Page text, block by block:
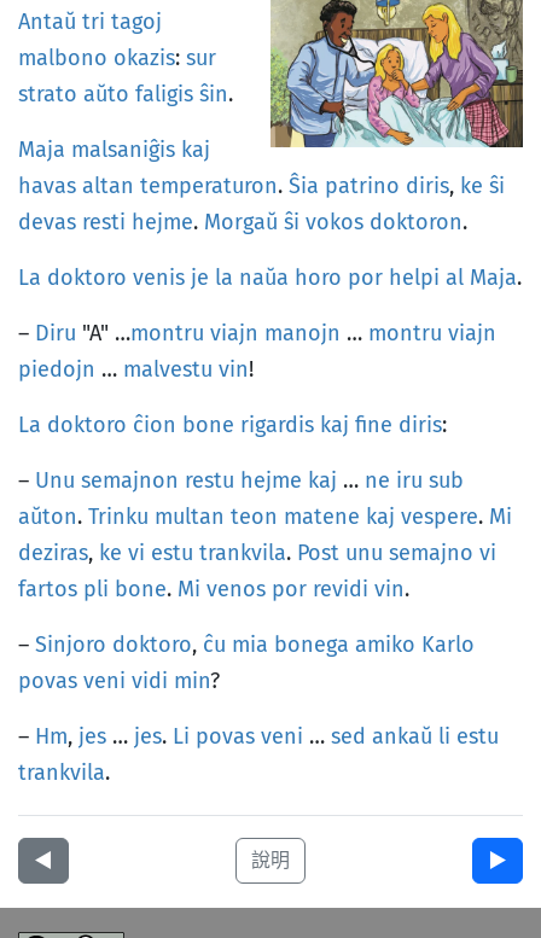
Antaŭ tri tagoj
malbono okazis: sur
strato aŭto faligis ŝin.
Maja malsaniĝis kaj
havas altan temperaturon. Ŝia patrino diris, ke ŝi
devas resti hejme. Morgaŭ ŝi vokos doktoron.
La doktoro venis je la naŭa horo por helpi al Maja.
– Diru "A" …montru viajn manojn … montru viajn
piedojn … malvestu vin!
La doktoro ĉion bone rigardis kaj fine diris:
– Unu semajnon restu hejme kaj … ne iru sub
aŭton. Trinku multan teon matene kaj vespere. Mi
deziras, ke vi estu trankvila. Post unu semajno vi
fartos pli bone. Mi venos por revidi vin.
– Sinjoro doktoro, ĉu mia bonega amiko Karlo
povas veni vidi min?
– Hm, jes … jes. Li povas veni … sed ankaŭ li estu
trankvila.
◀︎ 說明 ▶︎